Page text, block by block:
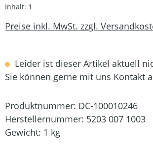
Inhalt: 1
Preise inkl. MwSt. zzgl.
Leider ist dieser Artikel aktuell
Sie können gerne mit uns Kontakt
Produktnummer: DC-100010246
Herstellernummer: 5203 007 1003
Gewicht: 1 kg